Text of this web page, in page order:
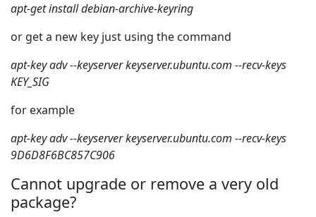
apt-get install debian-archive-keyring
or get a new key just using the command
apt-key adv --keyserver keyserver.ubuntu.com --recv-keys
KEY_SIG
for example
apt-key adv --keyserver keyserver.ubuntu.com --recv-keys
9D6D8F6BC857C906
Cannot upgrade or remove a very old
package?